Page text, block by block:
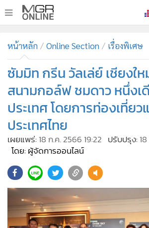
ทันเหตุการณ์
• ภาคใต้
Online Section
• บันเทิง
• ผู้จัดการรายวัน
• คอลัมนิสต์
• CbizReview
• Cyber BIZ
• ผู้จัดกวน
• Good health & Well-being
หน้าหลัก Online Section เรื่องพิเศษ
ซัมมิท กรีน วัลเล่ย์ เชียงใ
สนามกอล์ฟ ชมดาว หนึ่งเ
ประเทศ โดยการท่องเที่ยว
ประเทศไทย
เผยแพร่: 18 ก.ค. 2566 19:22 ปรับปรุง:
โดย: ผู้จัดการออนไลน์